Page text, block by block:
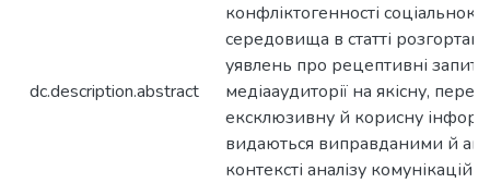
dc.description.abstract
конфліктогенності
середовища в статті
уявлень про рецептивні запити
медіааудиторії на якісну,
ексклюзивну й корисну
видаються виправданими й
контексті аналізу